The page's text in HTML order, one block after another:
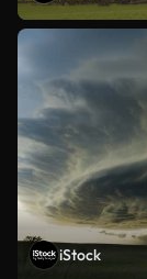
iStock